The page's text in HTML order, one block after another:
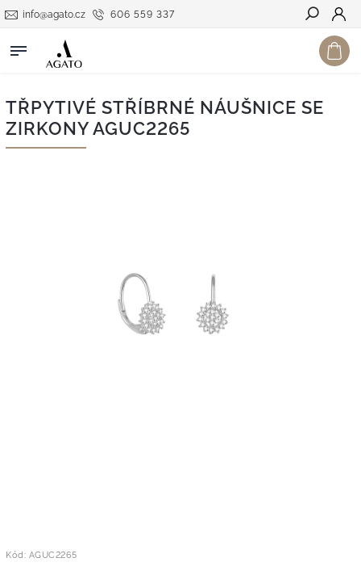
606 559 337
info@agato.cz
Hledat
TŘPYTIVÉ STŘÍBRNÉ NÁUŠNICE SE
ZIRKONY AGUC2265
Kód: AGUC2265